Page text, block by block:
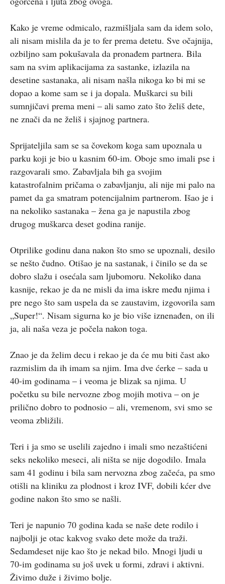
Kako je vreme odmicalo, razmišljala sam da idem solo,
ali nisam mislila da je to fer prema detetu. Sve očajnija,
ozbiljno sam pokušavala da pronađem partnera. Bila
sam na svim aplikacijama za sastanke, izlazila na
desetine sastanaka, ali nisam našla nikoga ko bi mi se
dopao a kome sam se i ja dopala. Muškarci su bili
sumnjičavi prema meni – ali samo zato što želiš dete,
ne znači da ne želiš i sjajnog partnera.
Sprijateljila sam se sa čovekom koga sam upoznala u
parku koji je bio u kasnim 60-im. Oboje smo imali pse i
razgovarali smo. Zabavljala bih ga svojim
katastrofalnim pričama o zabavljanju, ali nije mi palo na
pamet da ga smatram potencijalnim partnerom. Išao je i
na nekoliko sastanaka – žena ga je napustila zbog
drugog muškarca deset godina ranije.
Otprilike godinu dana nakon što smo se upoznali, desilo
se nešto čudno. Otišao je na sastanak, i činilo se da se
dobro slažu i osećala sam ljubomoru. Nekoliko dana
kasnije, rekao je da ne misli da ima iskre među njima i
pre nego što sam uspela da se zaustavim, izgovorila sam
„Super!“. Nisam sigurna ko je bio više iznenađen, on ili
ja, ali naša veza je počela nakon toga.
Znao je da želim decu i rekao je da će mu biti čast ako
razmislim da ih imam sa njim. Ima dve ćerke – sada u
40-im godinama – i veoma je blizak sa njima. U
početku su bile nervozne zbog mojih motiva – on je
prilično dobro to podnosio – ali, vremenom, svi smo se
veoma zbližili.
Teri i ja smo se uselili zajedno i imali smo nezaštićeni
seks nekoliko meseci, ali ništa se nije dogodilo. Imala
sam 41 godinu i bila sam nervozna zbog začeća, pa smo
otišli ​​na kliniku za plodnost i kroz IVF, dobili kćer dve
godine nakon što smo se našli.
Teri je napunio 70 godina kada se naše dete rodilo i
najbolji je otac kakvog svako dete može da traži.
Sedamdeset nije kao što je nekad bilo. Mnogi ljudi u
70-im godinama su još uvek u formi, zdravi i aktivni.
Živimo duže i živimo bolje.